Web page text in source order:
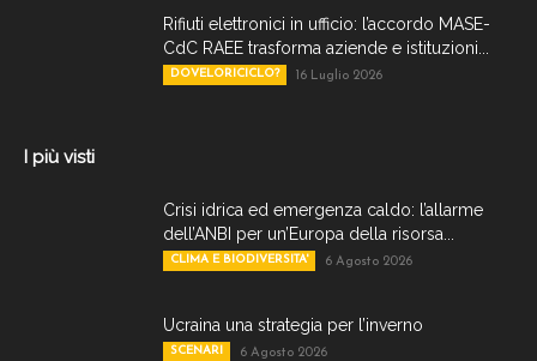
Rifiuti elettronici in ufficio: l’accordo MASE-
CdC RAEE trasforma aziende e istituzioni...
DOVELORICICLO? 16 Luglio 2026
I più visti
Crisi idrica ed emergenza caldo: l’allarme
dell’ANBI per un’Europa della risorsa...
CLIMA E BIODIVERSITA' 6 Agosto 2026
Ucraina una strategia per l’inverno
SCENARI 6 Agosto 2026